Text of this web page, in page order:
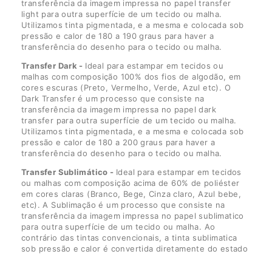
transferência da imagem impressa no papel transfer
light para outra superfície de um tecido ou malha.
Utilizamos tinta pigmentada, e a mesma e colocada sob
pressão e calor de 180 a 190 graus para haver a
transferência do desenho para o tecido ou malha.
Transfer Dark - Ideal para estampar em tecidos ou
malhas com composição 100% dos fios de algodão, em
cores escuras (Preto, Vermelho, Verde, Azul etc). O
Dark Transfer é um processo que consiste na
transferência da imagem impressa no papel dark
transfer para outra superfície de um tecido ou malha.
Utilizamos tinta pigmentada, e a mesma e colocada sob
pressão e calor de 180 a 200 graus para haver a
transferência do desenho para o tecido ou malha.
Transfer Sublimático - Ideal para estampar em tecidos
ou malhas com composição acima de 60% de poliéster
em cores claras (Branco, Bege, Cinza claro, Azul bebe,
etc). A Sublimação é um processo que consiste na
transferência da imagem impressa no papel sublimatico
para outra superfície de um tecido ou malha. Ao
contrário das tintas convencionais, a tinta sublimatica
sob pressão e calor é convertida diretamente do estado